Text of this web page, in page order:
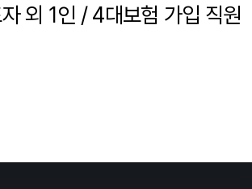
외 1인 / 4대보험 가입 직원